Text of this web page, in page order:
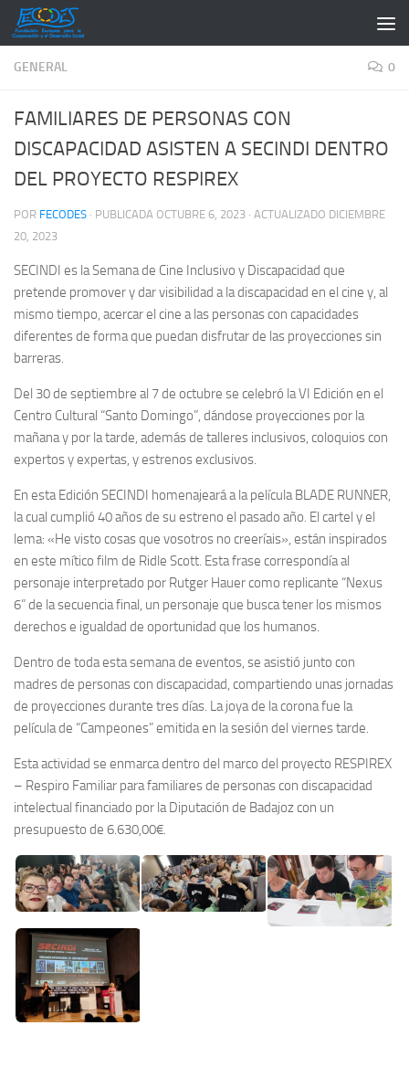
Saltar al contenido
GENERAL 0
FAMILIARES DE PERSONAS CON
DISCAPACIDAD ASISTEN A SECINDI DENTRO
DEL PROYECTO RESPIREX
POR FECODES · PUBLICADA OCTUBRE 6, 2023 · ACTUALIZADO DICIEMBRE
20, 2023
SECINDI es la Semana de Cine Inclusivo y Discapacidad que
pretende promover y dar visibilidad a la discapacidad en el cine y, al
mismo tiempo, acercar el cine a las personas con capacidades
diferentes de forma que puedan disfrutar de las proyecciones sin
barreras.
Del 30 de septiembre al 7 de octubre se celebró la VI Edición en el
Centro Cultural “Santo Domingo”, dándose proyecciones por la
mañana y por la tarde, además de talleres inclusivos, coloquios con
expertos y expertas, y estrenos exclusivos.
En esta Edición SECINDI homenajeará a la película BLADE RUNNER,
la cual cumplió 40 años de su estreno el pasado año. El cartel y el
lema: «He visto cosas que vosotros no creeríais», están inspirados
en este mítico film de Ridle Scott. Esta frase correspondía al
personaje interpretado por Rutger Hauer como replicante “Nexus
6” de la secuencia final, un personaje que busca tener los mismos
derechos e igualdad de oportunidad que los humanos.
Dentro de toda esta semana de eventos, se asistió junto con
madres de personas con discapacidad, compartiendo unas jornadas
de proyecciones durante tres días. La joya de la corona fue la
película de “Campeones” emitida en la sesión del viernes tarde.
Esta actividad se enmarca dentro del marco del proyecto RESPIREX
– Respiro Familiar para familiares de personas con discapacidad
intelectual financiado por la Diputación de Badajoz con un
presupuesto de 6.630,00€.